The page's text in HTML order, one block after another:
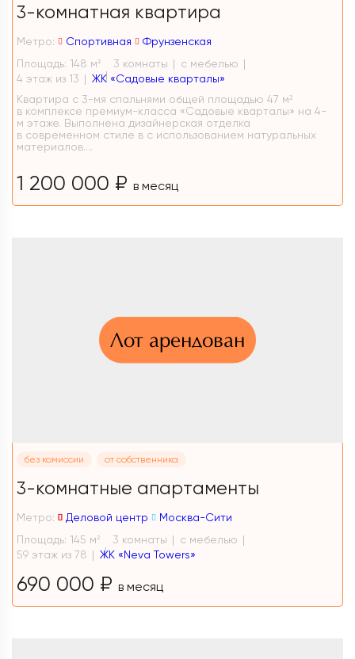
3-комнатная квартира
Метро: Спортивная
Фрунзенская
Площадь: 148 м 2 3 комнаты
с мебелью
4 этаж из 13
ЖК «Садовые кварталы»
Квартира с 3-мя спальнями общей площадью 47 м²
в комплексе премиум-класса «Садовые кварталы» на 4-
м этаже. Выполнена дизайнерская отделка
в современном стиле в с использованием натуральных
материалов....
1 200 000 ₽ в месяц
Лот арендован
без комиссии от собственника
3-комнатные апартаменты
Метро: Деловой центр
Москва-Сити
Площадь: 145 м 2 3 комнаты
с мебелью
59 этаж из 78
ЖК «Neva Towers»
690 000 ₽ в месяц